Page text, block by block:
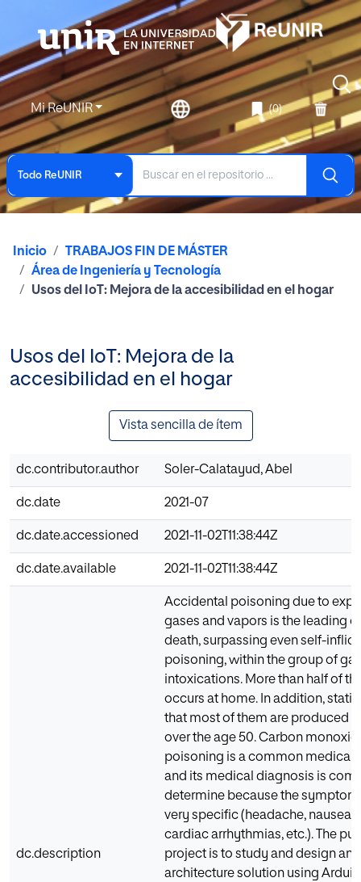
Mi ReUNIR (0)
Todo ReUNIR
Inicio
TRABAJOS FIN DE MÁSTER
Área de Ingeniería y Tecnología
Usos del IoT: Mejora de la accesibilidad en el hogar
Usos del IoT: Mejora de la
accesibilidad en el hogar
Vista sencilla de ítem
dc.contributor.author Soler-Calatayud, Abel
dc.date 2021-07
dc.date.accessioned 2021-11-02T11:38:44Z
dc.date.available 2021-11-02T11:38:44Z
dc.description
Accidental poisoning due to
gases and vapors is the leading
death, surpassing even self-
poisoning, within the group of gas
intoxications. More than half of
occurs at home. In addition,
that most of them are produced
over the age 50. Carbon
poisoning is a common medical
and its medical diagnosis is
determine because the
very specific (headache, nausea,
cardiac arrhythmias, etc.). The
project is to study and design an
architecture solution using